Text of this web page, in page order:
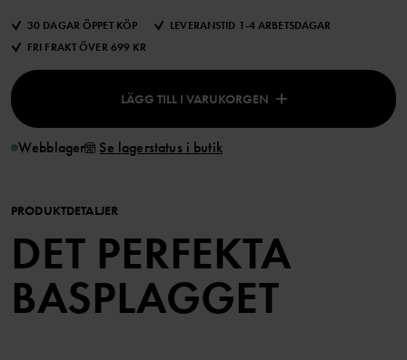
30 DAGAR ÖPPET KÖP
LEVERANSTID 1-4 ARBETSDAGAR
FRI FRAKT ÖVER 699 KR
LÄGG TILL I VARUKORGEN
Webblager Se lagerstatus i butik
PRODUKTDETALJER
DET PERFEKTA
BASPLAGGET